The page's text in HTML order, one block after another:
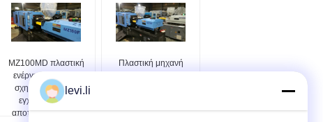
MZ100MD πλαστική
ενέργεια μηχανών
σχηματοποίησης
εγχύσεων - CE
αποταμίευσης ISO
Πλαστική μηχανή
MZ100MD
levi.li